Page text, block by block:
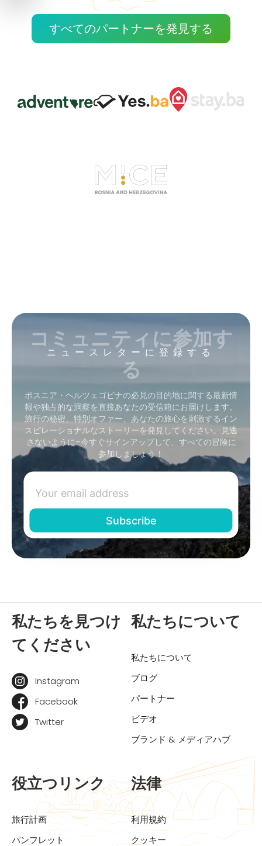
すべてのパートナーを発見する
ニュースレターに登録する
コミュニティに参加す
る
ボスニア・ヘルツェゴビナの必見の目的地に関する最新情
報や独占的な洞察を直接あなたの受信箱にお届けします。
旅行の秘密、特別オファー、あなたの旅心を刺激するイン
スピレーショナルなストーリーを発見してください。見逃
さないように–今すぐサインアップして、すべての冒険に
参加しましょう！
私たちを見つけ
てください
Instagram
Facebook
Twitter
私たちについて
私たちについて
ブログ
パートナー
ビデオ
ブランド & メディアハブ
役立つリンク
旅行計画
パンフレット
法律
利用規約
クッキー